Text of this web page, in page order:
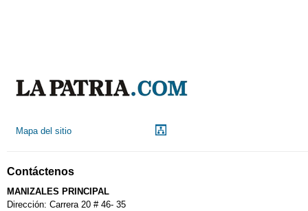
Calendario Tributario
Mapa del sitio
Contáctenos
MANIZALES PRINCIPAL
Dirección: Carrera 20 # 46- 35